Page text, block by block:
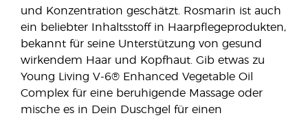
und Konzentration geschätzt. Rosmarin ist auch
ein beliebter Inhaltsstoff in Haarpflegeprodukten,
bekannt für seine Unterstützung von gesund
wirkendem Haar und Kopfhaut. Gib etwas zu
Young Living V-6® Enhanced Vegetable Oil
Complex für eine beruhigende Massage oder
mische es in Dein Duschgel für einen